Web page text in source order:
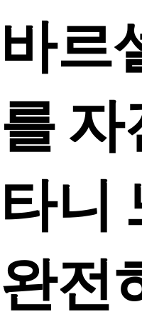
바르
를
타니
완전